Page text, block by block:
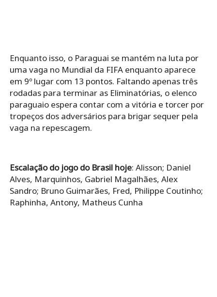
Enquanto isso, o Paraguai se mantém na luta por
uma vaga no Mundial da FIFA enquanto aparece
em 9º lugar com 13 pontos. Faltando apenas três
rodadas para terminar as Eliminatórias, o elenco
paraguaio espera contar com a vitória e torcer por
tropeços dos adversários para brigar sequer pela
vaga na repescagem.
Escalação do jogo do Brasil hoje: Alisson; Daniel
Alves, Marquinhos, Gabriel Magalhães, Alex
Sandro; Bruno Guimarães, Fred, Philippe Coutinho;
Raphinha, Antony, Matheus Cunha